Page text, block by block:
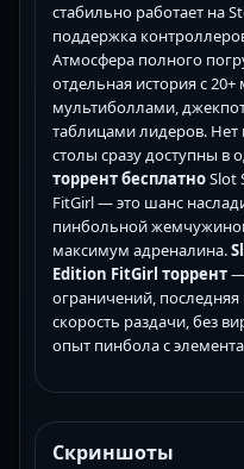
стабильно работает на
поддержка
Атмосфера полного
отдельная история с
мультиболлами,
таблицами лидеров. Нет
столы сразу доступны в
торрент бесплатноSlot
FitGirl — это шанс
пинбольной
максимум адреналина.
Edition FitGirl торрент
ограничений, последняя
скорость раздачи, без
опыт пинбола с
Скриншоты